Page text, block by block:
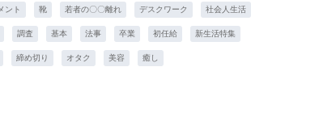
ント 靴 若者の〇〇離れ デスクワーク 社会人生活
調査 基本 法事 卒業 初任給 新生活特集
締め切り オタク 美容 癒し